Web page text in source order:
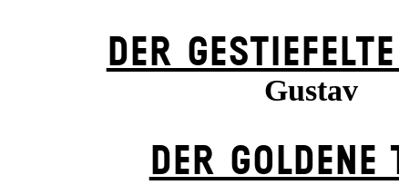
DER
Gustav
DER GOLDENE